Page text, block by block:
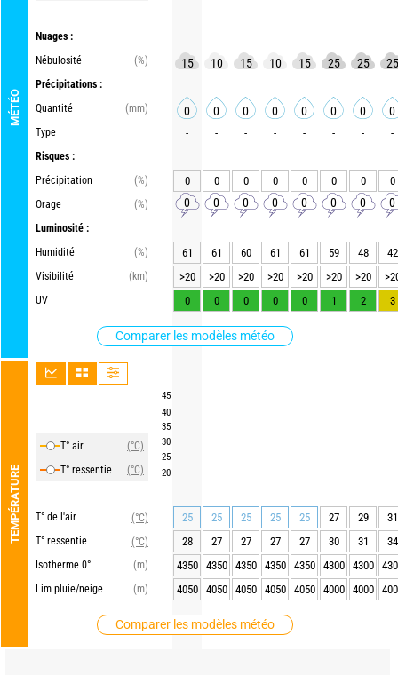
MÉTÉO
Nuages :
Nébulosité
(%)
Précipitations :
Quantité
(mm)
Type
Risques :
Précipitation
(%)
Orage
(%)
Luminosité :
Humidité
(%)
Visibilité
(km)
UV
Comparer les modèles météo
TEMPÉRATURE
T° air
(°C)
T° ressentie
(°C)
T° de l'air
(°C)
T° ressentie
(°C)
Isotherme 0°
(m)
Lim pluie/neige
(m)
Comparer les modèles météo
45
40
35
30
25
20
15 10 15 10 15 25 25 25
0 0 0 0 0 0 0 0
- - - - - - - -
0 0 0 0 0 0 0 0
0 0 0 0 0 0 0 0
61 61 60 61 61 59 48
42
>20
>20 >20 >20 >20 >20 >20
0
0 0 0 0 1 2 3
25 25 25 25 25 27 29
31
28
27 27 27 27 30 31
34
4350
4350 4350 4350 4350 4300 4300
4050
4050 4050 4050 4050 4000 4000